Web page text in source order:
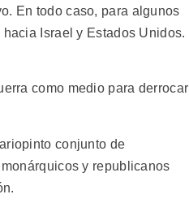
En todo caso, para algunos
Israel y Estados Unidos.
como medio para derrocar
conjunto de
y republicanos